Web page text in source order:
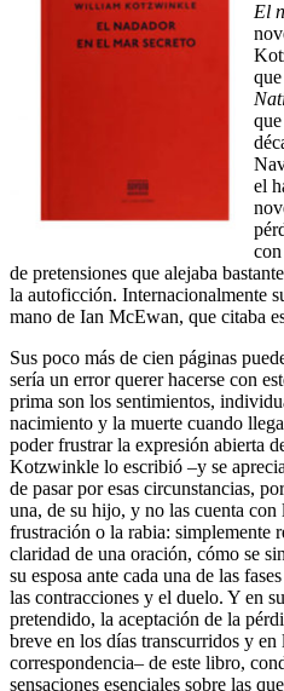
El
el
de pretensiones que alejaba
la autoficción. Internacionalmente
mano de Ian McEwan, que citaba
Sus poco más de cien páginas
sería un error querer hacerse con
prima son los sentimientos,
nacimiento y la muerte cuando
poder frustrar la expresión abierta
Kotzwinkle lo escribió –y se
de pasar por esas circunstancias,
una, de su hijo, y no las cuenta
frustración o la rabia: simplemente
claridad de una oración, cómo se
su esposa ante cada una de las
las contracciones y el duelo. Y en
pretendido, la aceptación de la
breve en los días transcurridos y en
correspondencia– de este libro,
sensaciones esenciales sobre las